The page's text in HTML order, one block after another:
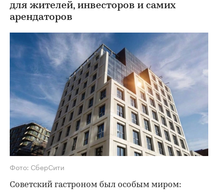
для жителей, инвесторов и самих
арендаторов
Фото: СберСити
Советский гастроном был особым миром: